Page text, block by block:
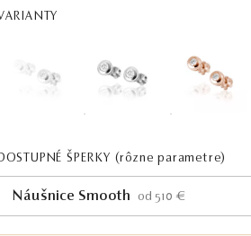
ŠPERKY (rôzne parametre)
Náušnice Smooth od 510 €